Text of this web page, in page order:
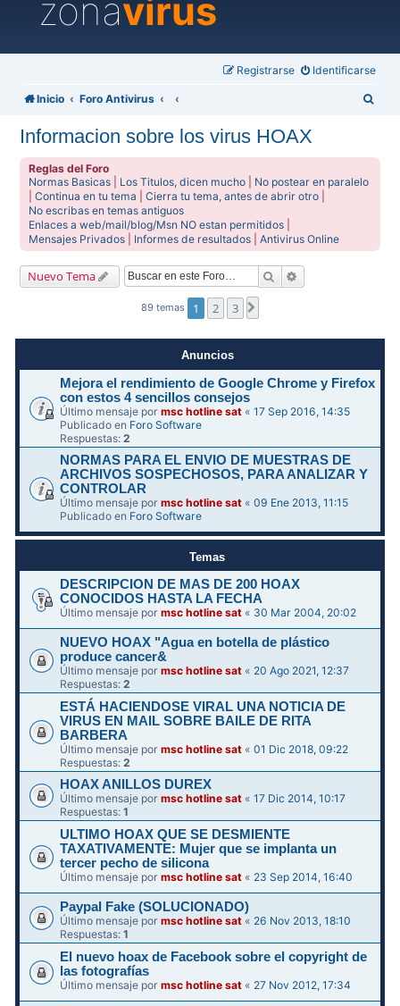
zonavirus
Identificarse
Registrarse
Inicio Foro Antivirus
Informacion sobre los virus HOAX
Reglas del Foro
Normas Basicas
Los Titulos, dicen mucho
No postear en paralelo
|Continua en tu tema |Cierra tu tema, antes de abrir otro
No escribas en temas antiguos
Enlaces a web/mail/blog/Msn NO estan permitidos
Mensajes Privados
Informes de resultados |Antivirus Online
Nuevo Tema Buscar
89 temas 1 2 3
Anuncios
Mejora el rendimiento de Google Chrome y Firefox
con estos 4 sencillos consejos
Último mensaje pormsc hotline sat «17 Sep 2016, 14:35
Publicado en Foro Software
Respuestas:2
NORMAS PARA EL ENVIO DE MUESTRAS DE
ARCHIVOS SOSPECHOSOS, PARA ANALIZAR Y
CONTROLAR
Último mensaje pormsc hotline sat «09 Ene 2013, 11:15
Publicado en Foro Software
Temas
DESCRIPCION DE MAS DE 200 HOAX
CONOCIDOS HASTA LA FECHA
Último mensaje pormsc hotline sat « 30 Mar 2004, 20:02
NUEVO HOAX "Agua en botella de plástico
produce cancer&
Último mensaje pormsc hotline sat « 20 Ago 2021, 12:37
Respuestas:2
ESTÁ HACIENDOSE VIRAL UNA NOTICIA DE
VIRUS EN MAIL SOBRE BAILE DE RITA
BARBERA
Último mensaje pormsc hotline sat «01 Dic 2018, 09:22
Respuestas:2
HOAX ANILLOS DUREX
Último mensaje pormsc hotline sat «17 Dic 2014, 10:17
Respuestas:1
ULTIMO HOAX QUE SE DESMIENTE
TAXATIVAMENTE: Mujer que se implanta un
tercer pecho de silicona
Último mensaje pormsc hotline sat « 23 Sep 2014, 16:40
Paypal Fake (SOLUCIONADO)
Último mensaje pormsc hotline sat « 26 Nov 2013, 18:10
Respuestas:1
El nuevo hoax de Facebook sobre el copyright de
las fotografías
Último mensaje pormsc hotline sat « 27 Nov 2012, 17:34